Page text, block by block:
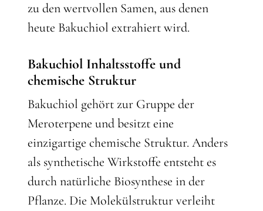
zu den wertvollen Samen, aus denen
heute Bakuchiol extrahiert wird.
Bakuchiol Inhaltsstoffe und
chemische Struktur
Bakuchiol gehört zur Gruppe der
Meroterpene und besitzt eine
einzigartige chemische Struktur. Anders
als synthetische Wirkstoffe entsteht es
durch natürliche Biosynthese in der
Pflanze. Die Molekülstruktur verleiht